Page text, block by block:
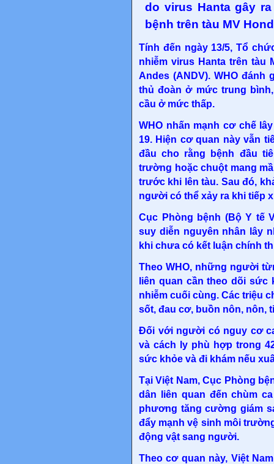
do virus Hanta gây
bệnh trên tàu MV
Tính đến ngày 13/5, Tổ
nhiễm virus Hanta trên tàu
Andes (ANDV). WHO
thủ đoàn ở mức trung
cầu ở mức thấp.
WHO nhấn mạnh cơ chế
19. Hiện cơ quan này vẫn
đầu cho rằng bệnh đầu
trường hoặc chuột mang
trước khi lên tàu. Sau đó,
người có thể xảy ra khi tiếp
Cục Phòng bệnh (Bộ Y tế
suy diễn nguyên nhân lây
khi chưa có kết luận chính
Theo WHO, những người
liên quan cần theo dõi
nhiễm cuối cùng. Các triệu
sốt, đau cơ, buồn nôn, nôn,
Đối với người có nguy cơ
và cách ly phù hợp trong
sức khỏe và đi khám nếu
Tại Việt Nam, Cục Phòng
dân liên quan đến chùm
phương tăng cường giám
đẩy mạnh vệ sinh môi
động vật sang người.
Theo cơ quan này, Việt